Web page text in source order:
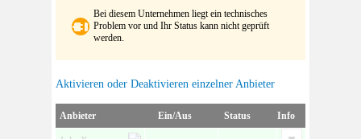
Bei diesem Unternehmen liegt ein technisches
Problem vor und Ihr Status kann nicht geprüft
werden.